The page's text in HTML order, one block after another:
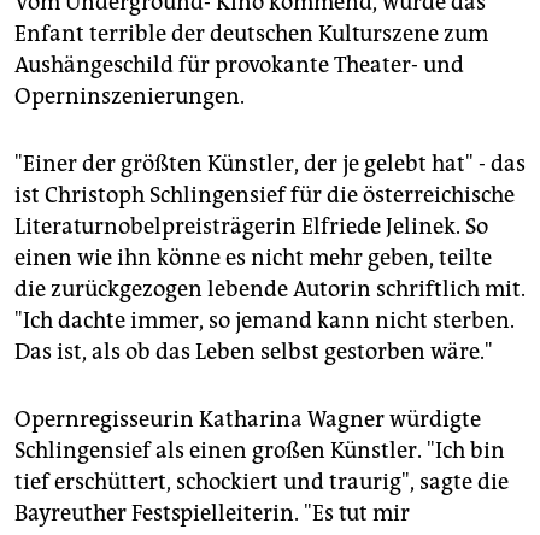
Enfant terrible der deutschen Kulturszene zum
Aushängeschild für provokante Theater- und
Operninszenierungen.
"Einer der größten Künstler, der je gelebt hat" - das
ist Christoph Schlingensief für die österreichische
Literaturnobelpreisträgerin Elfriede Jelinek. So
einen wie ihn könne es nicht mehr geben, teilte
die zurückgezogen lebende Autorin schriftlich mit.
"Ich dachte immer, so jemand kann nicht sterben.
Das ist, als ob das Leben selbst gestorben wäre."
Opernregisseurin Katharina Wagner würdigte
Schlingensief als einen großen Künstler. "Ich bin
tief erschüttert, schockiert und traurig", sagte die
Bayreuther Festspielleiterin. "Es tut mir